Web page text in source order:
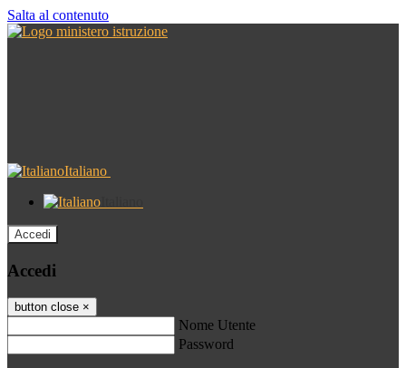
Salta al contenuto
Italiano
Accedi
Accedi
button close ×
Nome Utente
Password